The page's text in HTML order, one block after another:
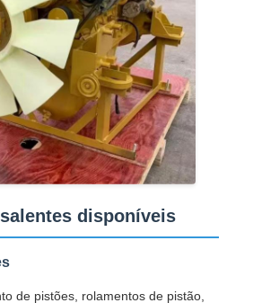
disponíveis
de pistões, rolamentos de pistão,